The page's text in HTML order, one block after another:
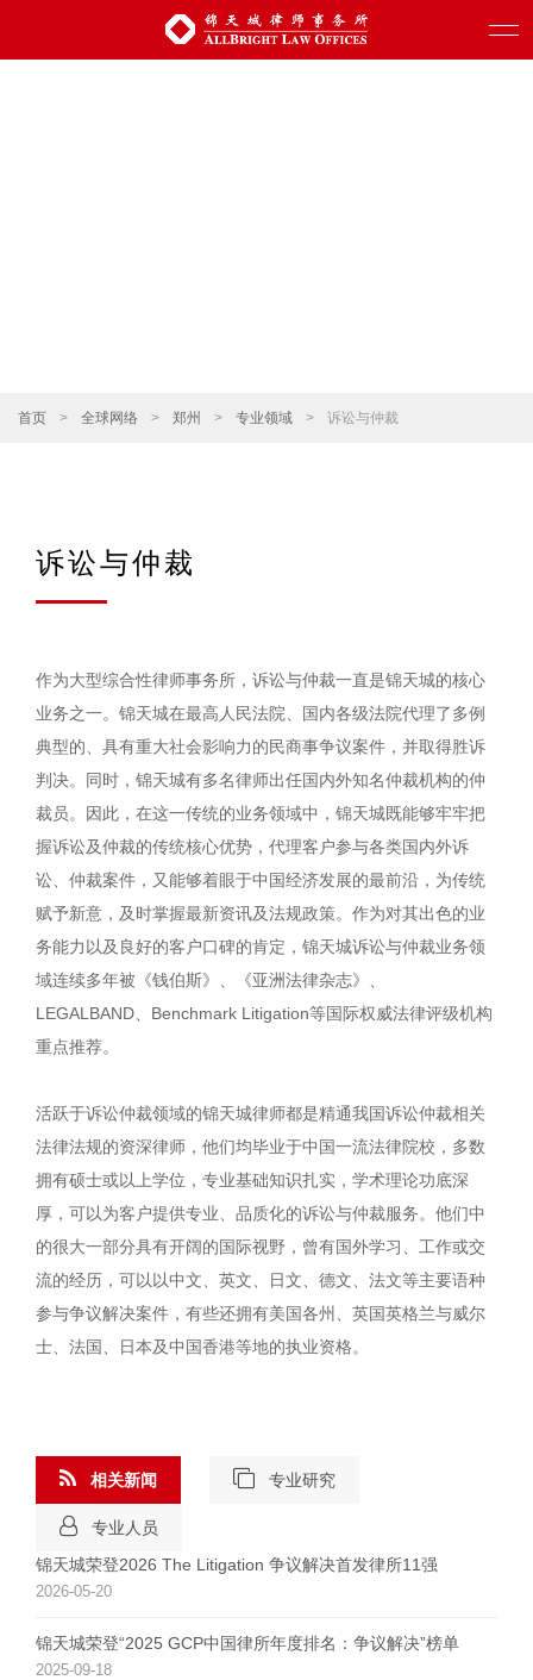
首页 > 全球网络 > 郑州 > 专业领域 > 诉讼与仲裁
诉讼与仲裁
作为大型综合性律师事务所，诉讼与仲裁一直是锦天城的核心
业务之一。锦天城在最高人民法院、国内各级法院代理了多例
典型的、具有重大社会影响力的民商事争议案件，并取得胜诉
判决。同时，锦天城有多名律师出任国内外知名仲裁机构的仲
裁员。因此，在这一传统的业务领域中，锦天城既能够牢牢把
握诉讼及仲裁的传统核心优势，代理客户参与各类国内外诉
讼、仲裁案件，又能够着眼于中国经济发展的最前沿，为传统
赋予新意，及时掌握最新资讯及法规政策。作为对其出色的业
务能力以及良好的客户口碑的肯定，锦天城诉讼与仲裁业务领
域连续多年被《钱伯斯》、《亚洲法律杂志》、
LEGALBAND、Benchmark Litigation等国际权威法律评级机构
重点推荐。
活跃于诉讼仲裁领域的锦天城律师都是精通我国诉讼仲裁相关
法律法规的资深律师，他们均毕业于中国一流法律院校，多数
拥有硕士或以上学位，专业基础知识扎实，学术理论功底深
厚，可以为客户提供专业、品质化的诉讼与仲裁服务。他们中
的很大一部分具有开阔的国际视野，曾有国外学习、工作或交
流的经历，可以以中文、英文、日文、德文、法文等主要语种
参与争议解决案件，有些还拥有美国各州、英国英格兰与威尔
士、法国、日本及中国香港等地的执业资格。
相关新闻
锦天城荣登2026 The Litigation 争议解决首发律所11强
2026-05-20
锦天城荣登“2025 GCP中国律所年度排名：争议解决”榜单
2025-09-18
专业研究
专业人员